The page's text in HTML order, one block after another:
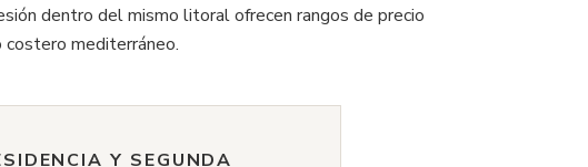
dentro del mismo litoral ofrecen rangos de precio
mediterráneo.
Y SEGUNDA